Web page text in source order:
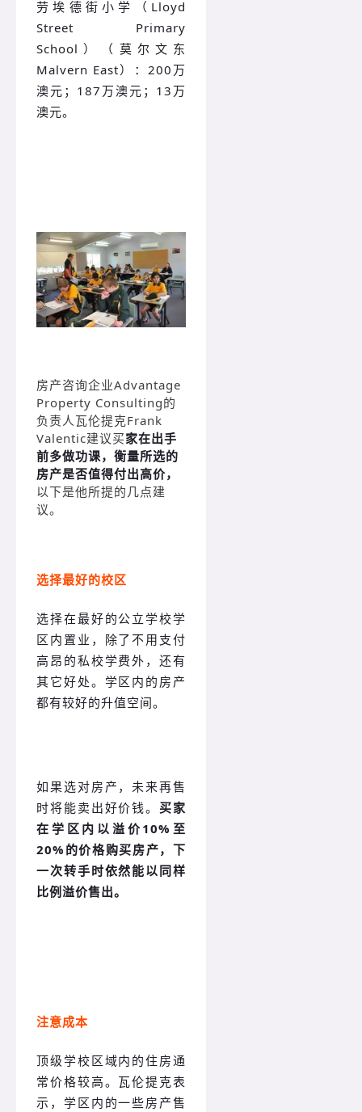
劳埃德街小学（Lloyd
Street Primary
School）（莫尔文东
Malvern East）：200万
澳元；187万澳元；13万
澳元。
房产咨询企业Advantage
Property Consulting的
负责人瓦伦提克Frank
Valentic建议买家在出手
前多做功课，衡量所选的
房产是否值得付出高价，
以下是他所提的几点建
议。
选择最好的校区
选择在最好的公立学校学
区内置业，除了不用支付
高昂的私校学费外，还有
其它好处。 学区内的房产
都有较好的升值空间。
如果选对房产，未来再售
时将能卖出好价钱。 买家
在学区内以溢价10%至
20%的价格购买房产，下
一次转手时依然能以同样
比例溢价售出。
注意成本
顶级学校区域内的住房通
常价格较高。瓦伦提克表
示，学区内的一些房产售